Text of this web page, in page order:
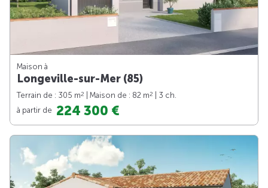
Maison à
Longeville-sur-Mer (85)
Terrain de : 305 m2 | Maison de : 82 m2
| 3 ch.
à partir de 224 300 €